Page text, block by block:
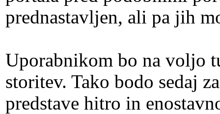
prednastavljen, ali pa jih
Uporabnikom bo na voljo
storitev. Tako bodo sedaj
predstave hitro in